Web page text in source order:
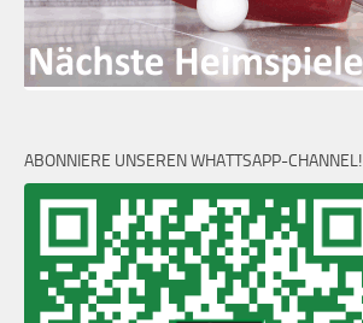
ABONNIERE UNSEREN WHATTSAPP-CHANNEL!